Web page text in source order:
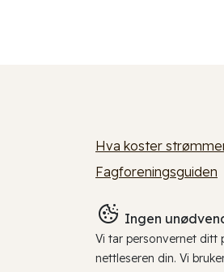
Hva koster
Fagforeningsguiden
Ingen
Vi tar personvernet ditt
nettleseren din. Vi